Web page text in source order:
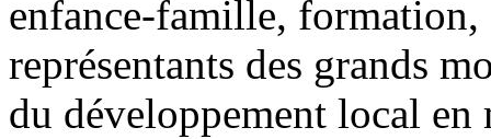
enfance-famille,
représentants des grands
du développement local